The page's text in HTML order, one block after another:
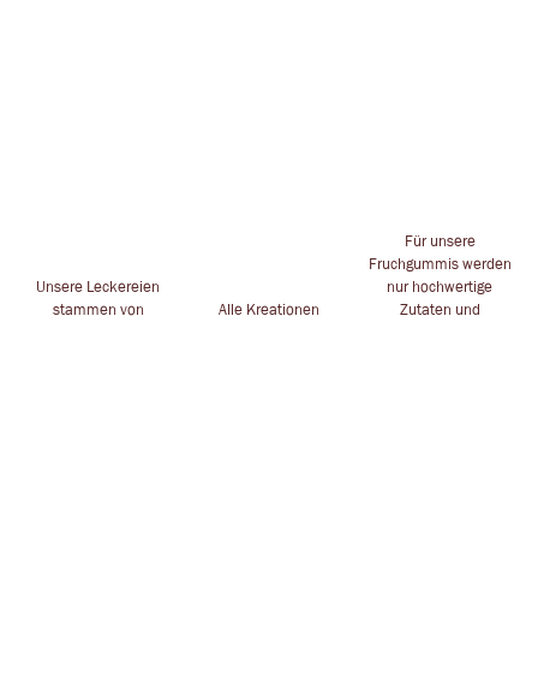
Unsere Leckereien
stammen von
Alle Kreationen
Für unsere
Fruchgummis werden
nur hochwertige
Zutaten und